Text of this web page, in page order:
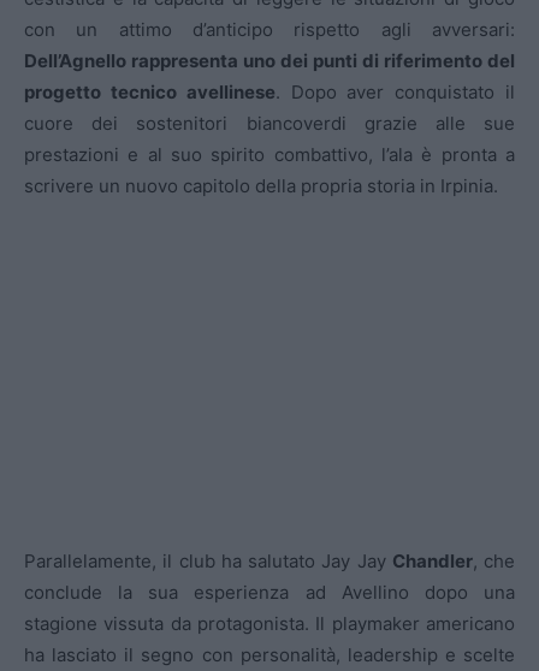
con un attimo d’anticipo rispetto agli avversari:
Dell’Agnello rappresenta uno dei punti di riferimento del
progetto tecnico avellinese. Dopo aver conquistato il
cuore dei sostenitori biancoverdi grazie alle sue
prestazioni e al suo spirito combattivo, l’ala è pronta a
scrivere un nuovo capitolo della propria storia in Irpinia.
Parallelamente, il club ha salutato Jay Jay Chandler, che
conclude la sua esperienza ad Avellino dopo una
stagione vissuta da protagonista. Il playmaker americano
ha lasciato il segno con personalità, leadership e scelte